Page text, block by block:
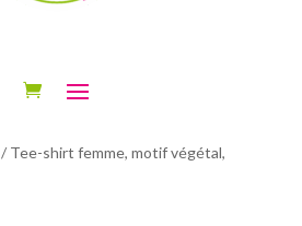
/ Tee-shirt femme, motif végétal,